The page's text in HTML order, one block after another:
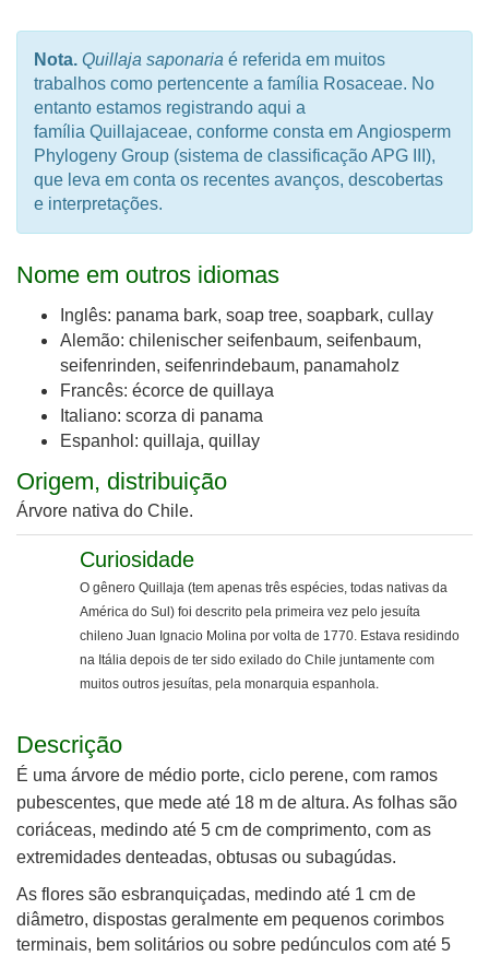
Nota. Quillaja saponaria é referida em muitos
trabalhos como pertencente a família Rosaceae. No
entanto estamos registrando aqui a
família Quillajaceae, conforme consta em Angiosperm
Phylogeny Group (sistema de classificação APG III),
que leva em conta os recentes avanços, descobertas
e interpretações.
Nome em outros idiomas
Inglês: panama bark, soap tree, soapbark, cullay
Alemão: chilenischer seifenbaum, seifenbaum,
seifenrinden, seifenrindebaum, panamaholz
Francês: écorce de quillaya
Italiano: scorza di panama
Espanhol: quillaja, quillay
Origem, distribuição
Árvore nativa do Chile.
Curiosidade
O gênero Quillaja (tem apenas três espécies, todas nativas da
América do Sul) foi descrito pela primeira vez pelo jesuíta
chileno Juan Ignacio Molina por volta de 1770. Estava residindo
na Itália depois de ter sido exilado do Chile juntamente com
muitos outros jesuítas, pela monarquia espanhola.
Descrição
É uma árvore de médio porte, ciclo perene, com ramos
pubescentes, que mede até 18 m de altura. As folhas são
coriáceas, medindo até 5 cm de comprimento, com as
extremidades denteadas, obtusas ou subagúdas.
As flores são esbranquiçadas, medindo até 1 cm de
diâmetro, dispostas geralmente em pequenos corimbos
terminais, bem solitários ou sobre pedúnculos com até 5